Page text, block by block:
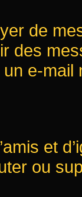
de
des
e-
et
ou